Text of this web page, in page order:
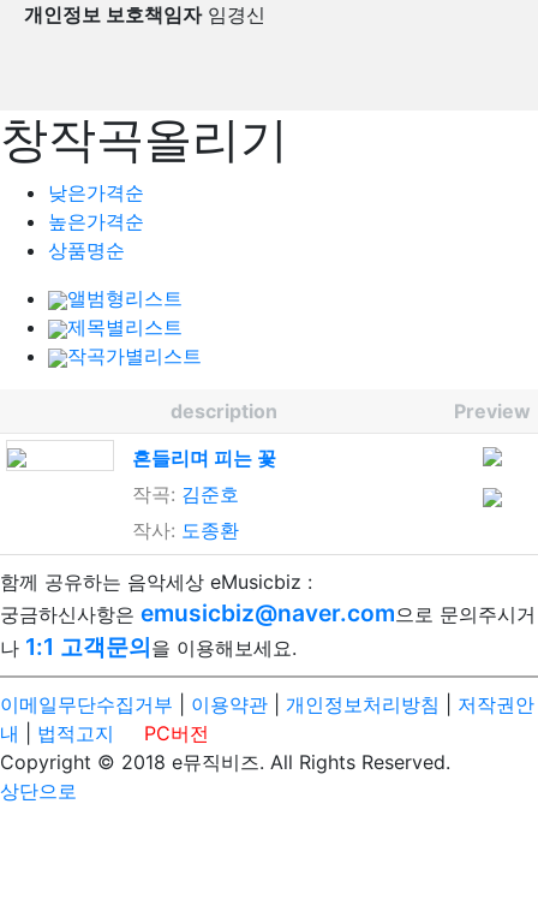
개인정보 보호책임자임경신
창작곡올리기
낮은가격순
높은가격순
상품명순
앨범형리스트
제목별리스트
작곡가별리스트
description
Preview
흔들리며 피는 꽃
작곡: 김준호
작사: 도종환
함께 공유하는 음악세상 eMusicbiz :
궁금하신사항은 emusicbiz@naver.com으로 문의주시거
나 1:1 고객문의을 이용해보세요.
이메일무단수집거부 이용약관 개인정보처리방침
저작권안
내
법적고지
PC버전
Copyright © 2018 e뮤직비즈. All Rights Reserved.
상단으로